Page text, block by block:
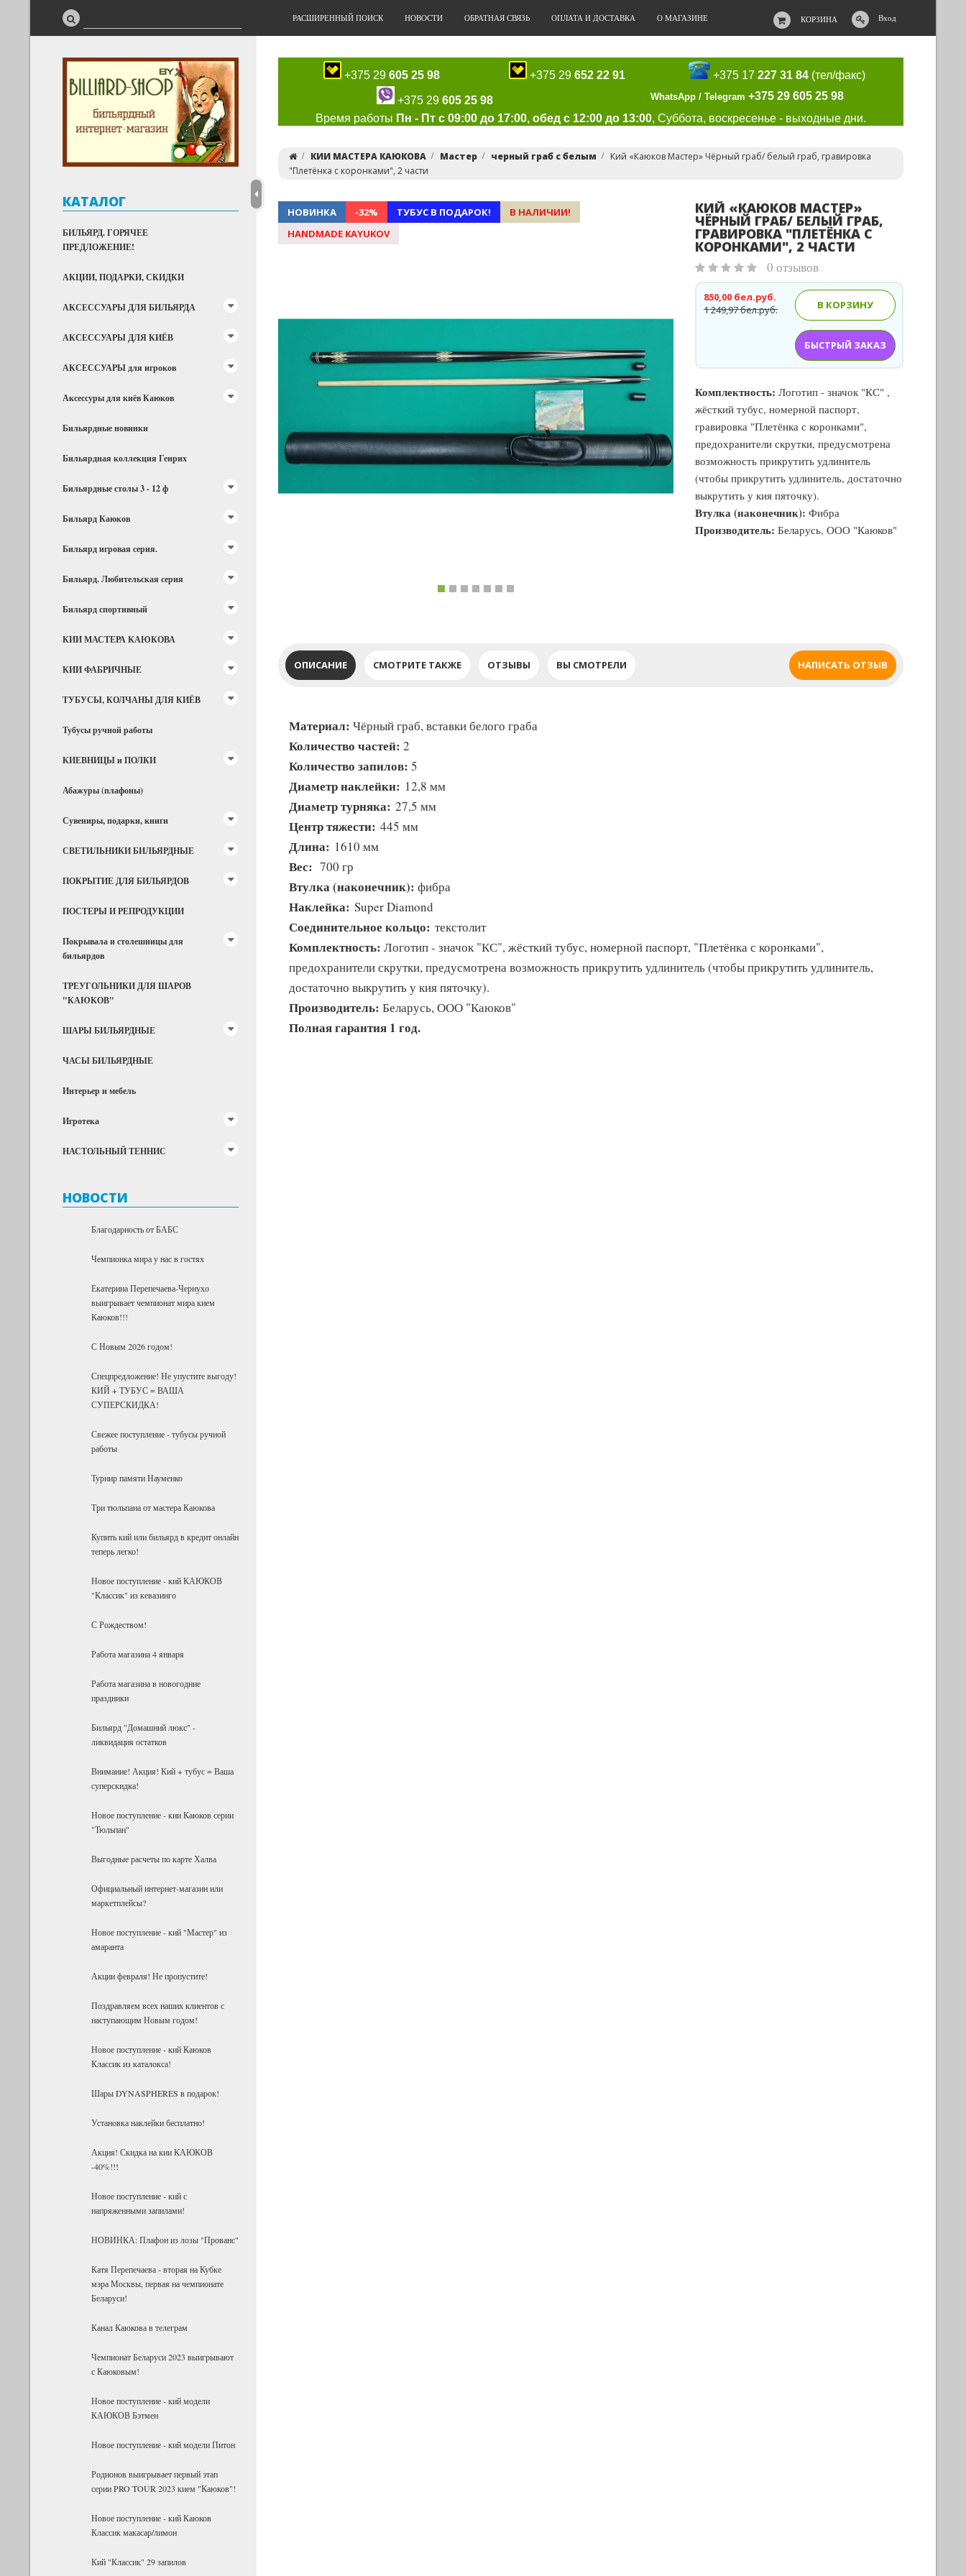
КОРЗИНА Вход
РАСШИРЕННЫЙ ПОИСК НОВОСТИ ОБРАТНАЯ СВЯЗЬ ОПЛАТА И ДОСТАВКА О МАГАЗИНЕ
КАТАЛОГ
БИЛЬЯРД. ГОРЯЧЕЕ
ПРЕДЛОЖЕНИЕ!
АКЦИИ, ПОДАРКИ, СКИДКИ
АКСЕССУАРЫ ДЛЯ БИЛЬЯРДА
АКСЕССУАРЫ ДЛЯ КИЁВ
АКСЕССУАРЫ для игроков
Аксессуры для киёв Каюков
Бильярдные новинки
Бильярдная коллекция Генрих
Бильярдные столы 3 - 12 ф
Бильярд Каюков
Бильярд игровая серия.
Бильярд. Любительская серия
Бильярд спортивный
КИИ МАСТЕРА КАЮКОВА
КИИ ФАБРИЧНЫЕ
ТУБУСЫ, КОЛЧАНЫ ДЛЯ КИЁВ
Тубусы ручной работы
КИЕВНИЦЫ и ПОЛКИ
Абажуры (плафоны)
Сувениры, подарки, книги
СВЕТИЛЬНИКИ БИЛЬЯРДНЫЕ
ПОКРЫТИЕ ДЛЯ БИЛЬЯРДОВ
ПОСТЕРЫ И РЕПРОДУКЦИИ
Покрывала и столешницы для
бильярдов
ТРЕУГОЛЬНИКИ ДЛЯ ШАРОВ
"КАЮКОВ"
ШАРЫ БИЛЬЯРДНЫЕ
ЧАСЫ БИЛЬЯРДНЫЕ
Интерьер и мебель
Игротека
НАСТОЛЬНЫЙ ТЕННИС
НОВОСТИ
Благодарность от БАБС
Чемпионка мира у нас в гостях
Екатерина Перепечаева-Чернухо
выигрывает чемпионат мира кием
Каюков!!!
С Новым 2026 годом!
Спецпредложение! Не упустите выгоду!
КИЙ + ТУБУС = ВАША
СУПЕРСКИДКА!
Свежее поступление - тубусы ручной
работы
Турнир памяти Науменко
Три тюльпана от мастера Каюкова
Купить кий или бильярд в кредит онлайн
теперь легко!
Новое поступление - кий КАЮКОВ
"Классик" из кевазинго
С Рождеством!
Работа магазина 4 января
Работа магазина в новогодние
праздники
Бильярд "Домашний люкс" -
ликвидация остатков
Внимание! Акция! Кий + тубус = Ваша
суперскидка!
Новое поступление - кии Каюков серии
"Тюльпан"
Выгодные расчеты по карте Халва
Официальный интернет-магазин или
маркетплейсы?
Новое поступление - кий "Мастер" из
амаранта
Акции февраля! Не пропустите!
Поздравляем всех наших клиентов с
наступающим Новым годом!
Новое поступление - кий Каюков
Классик из каталокса!
Шары DYNASPHERES в подарок!
Установка наклейки бесплатно!
Акция! Скидка на кии КАЮКОВ
-40%!!!
Новое поступление - кий с
напряженными запилами!
НОВИНКА: Плафон из лозы "Прованс"
Катя Перепечаева - вторая на Кубке
мэра Москвы, первая на чемпионате
Беларуси!
Канал Каюкова в телеграм
Чемпионат Беларуси 2023 выигрывают
с Каюковым!
Новое поступление - кий модели
КАЮКОВ Бэтмен
Новое поступление - кий модели Питон
Родионов выигрывает первый этап
серии PRO TOUR 2023 кием "Каюков"!
Новое поступление - кий Каюков
Классик макасар/лимон
Кий "Классик" 29 запилов
+375 29 605 25 98 +375 29 652 22 91 +375 17227 31 84 (тел/факс)
+375 29 605 25 98 WhatsApp / Telegram +375 29 605 25 98
Время работы Пн - Пт с 09:00 до 17:00, обед с 12:00 до 13:00, Суббота, воскресенье - выходные дни.
КИИ МАСТЕРА КАЮКОВА Мастер черный граб с белым
Кий «Каюков Мастер» Чёрный граб/ белый граб, гравировка
"Плетёнка с коронками", 2 части
НОВИНКА -32% ТУБУС В ПОДАРОК!
В НАЛИЧИИ!
HANDMADE KAYUKOV
КИЙ «КАЮКОВ МАСТЕР»
ЧЁРНЫЙ ГРАБ/ БЕЛЫЙ ГРАБ,
ГРАВИРОВКА "ПЛЕТЁНКА С
КОРОНКАМИ", 2 ЧАСТИ
0 отзывов
1 249,97 бел.руб.
850,00 бел.руб.
В КОРЗИНУ
БЫСТРЫЙ ЗАКАЗ
Комплектность: Логотип - значок "КС" ,
жёсткий тубус, номерной паспорт,
гравировка "Плетёнка с коронками",
предохранители скрутки, предусмотрена
возможность прикрутить удлинитель
(чтобы прикрутить удлинитель, достаточно
выкрутить у кия пяточку).
Втулка (наконечник): Фибра
Производитель: Беларусь, ООО "Каюков"
ОПИСАНИЕ СМОТРИТЕ ТАКЖЕ ОТЗЫВЫ НАПИСАТЬ ОТЗЫВ
ВЫ СМОТРЕЛИ
Материал: Чёрный граб, вставки белого граба
Количество частей: 2
Количество запилов: 5
Диаметр наклейки: 12,8 мм
Диаметр турняка: 27,5 мм
Центр тяжести: 445 мм
Длина: 1610 мм
Вес: 700 гр
Втулка (наконечник): фибра
Наклейка: Super Diamond
Соединительное кольцо: текстолит
Комплектность: Логотип - значок "КС", жёсткий тубус, номерной паспорт, "Плетёнка с коронками",
предохранители скрутки, предусмотрена возможность прикрутить удлинитель (чтобы прикрутить удлинитель,
достаточно выкрутить у кия пяточку).
Производитель: Беларусь, ООО "Каюков"
Полная гарантия 1 год.